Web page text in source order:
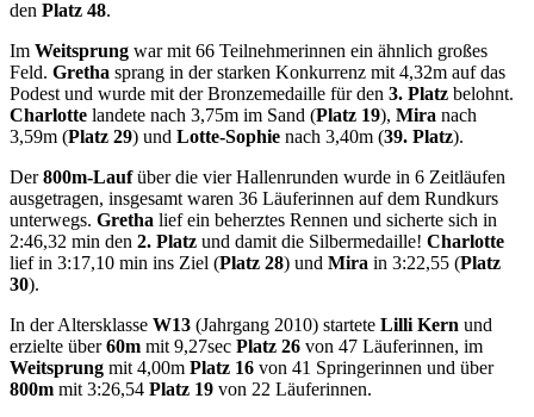
den Platz 48.
Im Weitsprung war mit 66 Teilnehmerinnen ein ähnlich großes
Feld. Gretha sprang in der starken Konkurrenz mit 4,32m auf das
Podest und wurde mit der Bronzemedaille für den 3. Platz belohnt.
Charlotte landete nach 3,75m im Sand (Platz 19), Mira nach
3,59m (Platz 29) und Lotte-Sophie nach 3,40m (39. Platz).
Der800m-Laufüber die vier Hallenrunden wurde in 6 Zeitläufen
ausgetragen, insgesamt waren 36 Läuferinnen auf dem Rundkurs
unterwegs. Gretha lief ein beherztes Rennen und sicherte sich in
2:46,32 min den 2. Platz und damit die Silbermedaille! Charlotte
lief in 3:17,10 min ins Ziel (Platz 28) und Mira in 3:22,55 (Platz
30).
In der Altersklasse W13 (Jahrgang 2010) startete Lilli Kern und
erzielte über60m mit 9,27sec Platz 26 von 47 Läuferinnen, im
Weitsprung mit 4,00m Platz 16 von 41 Springerinnen und über
800m mit 3:26,54 Platz 19 von 22 Läuferinnen.